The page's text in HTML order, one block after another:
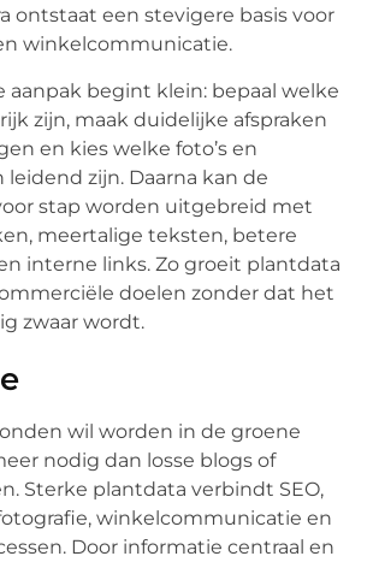
ontstaat een stevigere basis voor
winkelcommunicatie.
aanpak begint klein: bepaal welke
zijn, maak duidelijke afspraken
en kies welke foto’s en
zijn. Daarna kan de
stap worden uitgebreid met
meertalige teksten, betere
interne links. Zo groeit plantdata
doelen zonder dat het
zwaar wordt.
wil worden in de groene
nodig dan losse blogs of
Sterke plantdata verbindt SEO,
winkelcommunicatie en
Door informatie centraal en